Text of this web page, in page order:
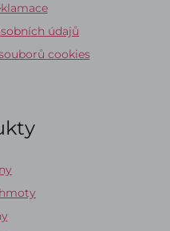
údajů
cookies